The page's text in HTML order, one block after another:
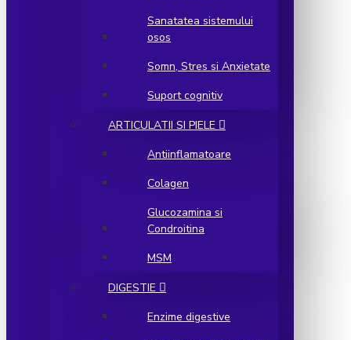
Sanatatea sistemului
osos
Somn, Stres si Anxietate
Suport cognitiv
ARTICULATII SI PIELE
Antiinflamatoare
Colagen
Glucozamina si
Condroitina
MSM
DIGESTIE
Enzime digestive